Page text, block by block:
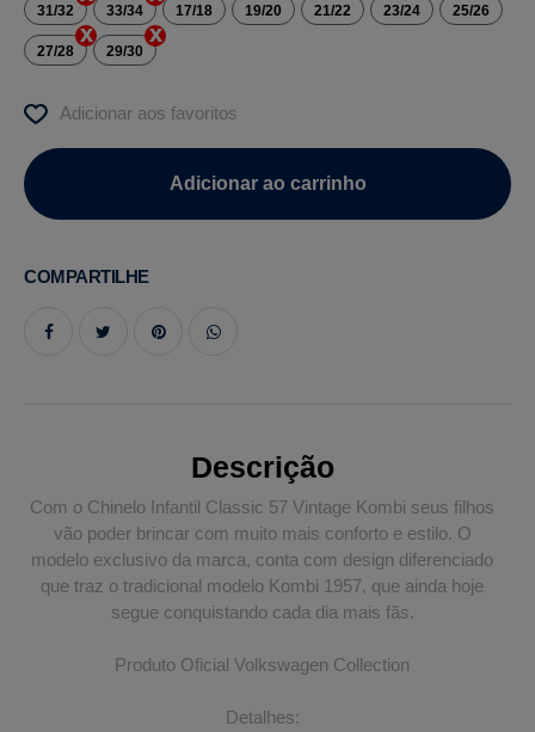
31/32 33/34 17/18 19/20 21/22 23/24 25/26
27/28 29/30
Adicionar aos favoritos
COMPARTILHE
Descrição
Com o Chinelo Infantil Classic 57 Vintage Kombi seus filhos
vão poder brincar com muito mais conforto e estilo. O
modelo exclusivo da marca, conta com design diferenciado
que traz o tradicional modelo Kombi 1957, que ainda hoje
segue conquistando cada dia mais fãs.
Produto Oficial Volkswagen Collection
Detalhes: